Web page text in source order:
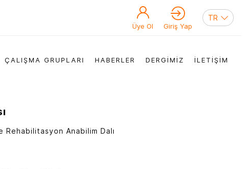
Üye Ol Giriş Yap
ÇALIŞMA GRUPLARI HABERLER DERGİMİZ İLETİŞİM
Rehabilitasyon Anabilim Dalı